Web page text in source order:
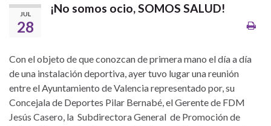
JUL
28
¡No somos ocio, SOMOS SALUD!
Con el objeto de que conozcan de primera mano el día a día
de una instalación deportiva, ayer tuvo lugar una reunión
entre el Ayuntamiento de Valencia representado por, su
Concejala de Deportes Pilar Bernabé, el Gerente de FDM
Jesús Casero, la Subdirectora General de Promoción de